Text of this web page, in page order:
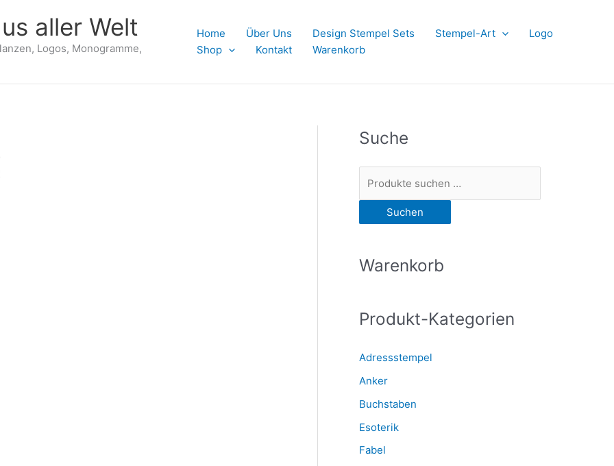
aller Welt
Logos, Monogramme,
Home Über Uns Design Stempel Sets Stempel-Art
Logo
Shop
Kontakt Warenkorb
Suche
u
e
a
h
:
Suchen
Warenkorb
Produkt-Kategorien
Adressstempel
Anker
Buchstaben
Esoterik
Fabel